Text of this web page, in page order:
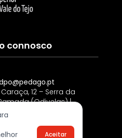
Aceitar
connosco
12 – Serra da
(Odivelas) |